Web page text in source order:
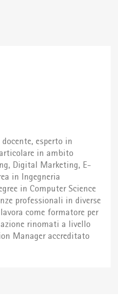
esperto in
in ambito
Digital Marketing, E-
in Ingegneria
in Computer Science
professionali in diverse
come formatore per
rinomati a livello
Manager accreditato